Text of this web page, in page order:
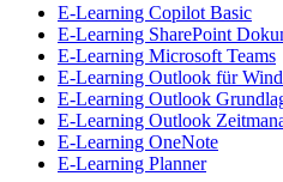
E-Learning Copilot Basic
E-Learning SharePoint
E-Learning Microsoft Teams
E-Learning Outlook für
E-Learning Outlook
E-Learning Outlook
E-Learning OneNote
E-Learning Planner